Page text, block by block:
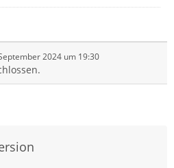
2024 um 19:30